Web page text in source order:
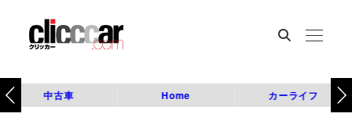
中古車 Home カーライフ